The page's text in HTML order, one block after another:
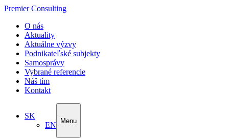
Premier Consulting
O nás
Aktuality
Aktuálne výzvy
Podnikateľské subjekty
Samosprávy
Vybrané referencie
Náš tím
Kontakt
SK
EN
Menu